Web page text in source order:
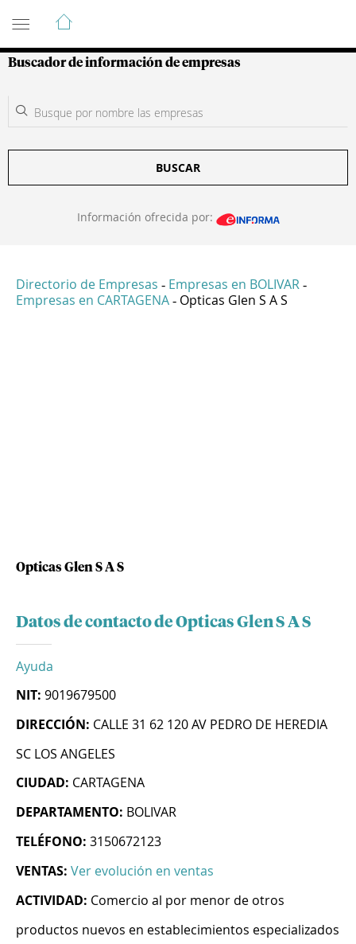
Guía de Empresas Colombianas
Buscador de información de empresas
BUSCAR
Información ofrecida por:
Directorio de Empresas - Empresas en BOLIVAR -
Empresas en CARTAGENA - Opticas Glen S A S
Opticas Glen S A S
Datos de contacto de Opticas Glen S A S
Ayuda
NIT: 9019679500
DIRECCIÓN: CALLE 31 62 120 AV PEDRO DE HEREDIA
SC LOS ANGELES
CIUDAD: CARTAGENA
DEPARTAMENTO: BOLIVAR
TELÉFONO: 3150672123
VENTAS: Ver evolución en ventas
ACTIVIDAD: Comercio al por menor de otros
productos nuevos en establecimientos especializados